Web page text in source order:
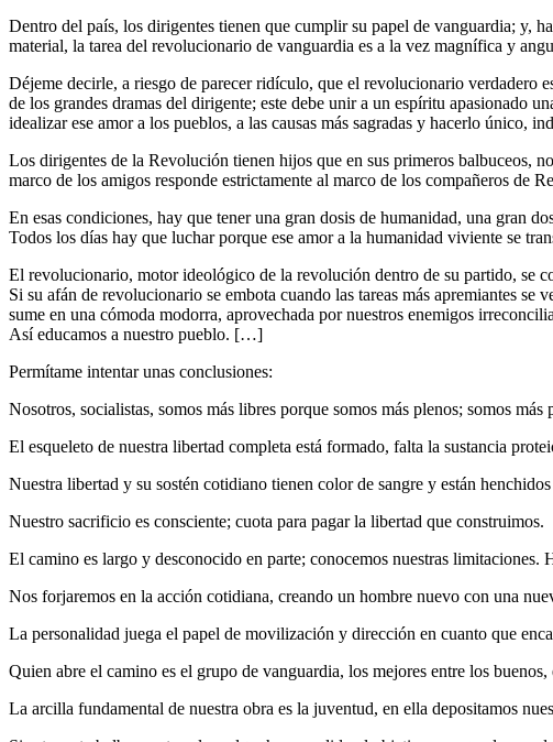
Dentro del país, los dirigentes tienen que cumplir su papel de vanguardia; y,
material, la tarea del revolucionario de vanguardia es a la vez magnífica y
Déjeme decirle, a riesgo de parecer ridículo, que el revolucionario verdadero
de los grandes dramas del dirigente; este debe unir a un espíritu apasionado
idealizar ese amor a los pueblos, a las causas más sagradas y hacerlo único,
Los dirigentes de la Revolución tienen hijos que en sus primeros balbuceos,
marco de los amigos responde estrictamente al marco de los compañeros de
En esas condiciones, hay que tener una gran dosis de humanidad, una gran
Todos los días hay que luchar porque ese amor a la humanidad viviente se
El revolucionario, motor ideológico de la revolución dentro de su partido, se
Si su afán de revolucionario se embota cuando las tareas más apremiantes
sume en una cómoda modorra, aprovechada por nuestros enemigos
Así educamos a nuestro pueblo. […]
Permítame intentar unas conclusiones:
Nosotros, socialistas, somos más libres porque somos más plenos; somos más
El esqueleto de nuestra libertad completa está formado, falta la sustancia
Nuestra libertad y su sostén cotidiano tienen color de sangre y están
Nuestro sacrificio es consciente; cuota para pagar la libertad que construimos.
El camino es largo y desconocido en parte; conocemos nuestras
Nos forjaremos en la acción cotidiana, creando un hombre nuevo con una
La personalidad juega el papel de movilización y dirección en cuanto que
Quien abre el camino es el grupo de vanguardia, los mejores entre los buenos,
La arcilla fundamental de nuestra obra es la juventud, en ella depositamos